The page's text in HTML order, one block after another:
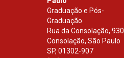
Graduação e Pós-
Graduação
Rua da Consolação, 930
Consolação, São Paulo
SP, 01302-907